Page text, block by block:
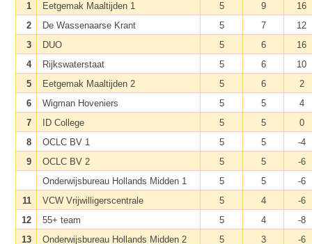
1
Eetgemak Maaltijden 1 5 9
16
2
De Wassenaarse Krant 5 7
12
3
DUO 5 6
16
4
Rijkswaterstaat 5 6
10
5
Eetgemak Maaltijden 2 5 6
2
6
Wigman Hoveniers 5 5
4
7
ID College 5 5
0
8
OCLC BV 1 5 5
-4
9
OCLC BV 2 5 5
-6
Onderwijsbureau Hollands Midden 1
5 5
-6
11
VCW Vrijwilligerscentrale 5 4
-6
12
55+ team 5 4
-8
13
Onderwijsbureau Hollands Midden 2 5 3
-6